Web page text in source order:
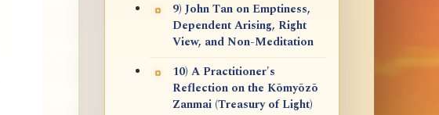
9) John Tan on Emptiness,
Dependent Arising, Right
View, and Non-Meditation
10) A Practitioner's
Reflection on the Kōmyōzō
Zanmai (Treasury of Light)